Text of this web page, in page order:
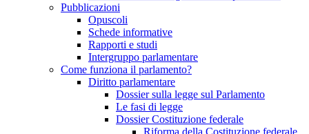
Pubblicazioni
Opuscoli
Schede informative
Rapporti e studi
Intergruppo parlamentare
Come funziona il parlamento?
Diritto parlamentare
Dossier sulla legge sul Parlamento
Le fasi di legge
Dossier Costituzione federale